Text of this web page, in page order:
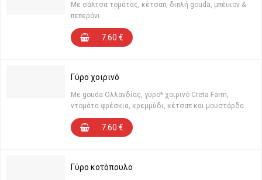
Με σάλτσα τομάτας, κέτσαπ, διπλή gouda, μπέικον &
πεπερόνι
7.60 €
Γύρο χοιρινό
Με gouda Ολλανδίας, γύρο* χοιρινό Creta Farm,
ντομάτα φρέσκια, κρεμμύδι, κέτσαπ και μουστάρδα
7.60 €
Γύρο κοτόπουλο